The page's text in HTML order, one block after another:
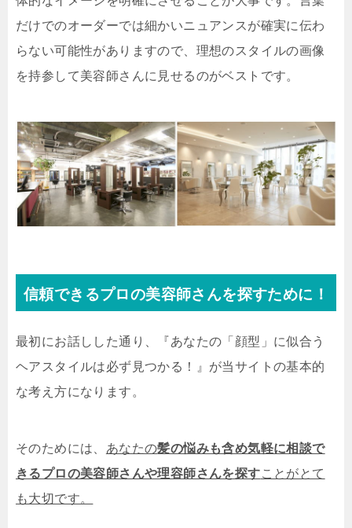
だけでのオーダーでは細かいニュアンスが確実に伝わ
らない可能性がありますので、理想のスタイルの画像
を持参して美容師さんに見せるのがベストです。
信頼できるプロの美容師さんを探すために！
最初にお話しした通り、『あなたの「顔型」に似合う
ヘアスタイルは必ず見つかる！』が当サイトの基本的
な考え方になります。
そのためには、 あなたの髪の悩みも含め気軽に相談で
きるプロの美容師さんや理容師さんを探すことがとて
も大切です。